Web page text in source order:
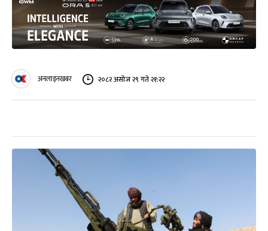
अनलाइनखबर २०८२ असोज २९ गते २१:२२